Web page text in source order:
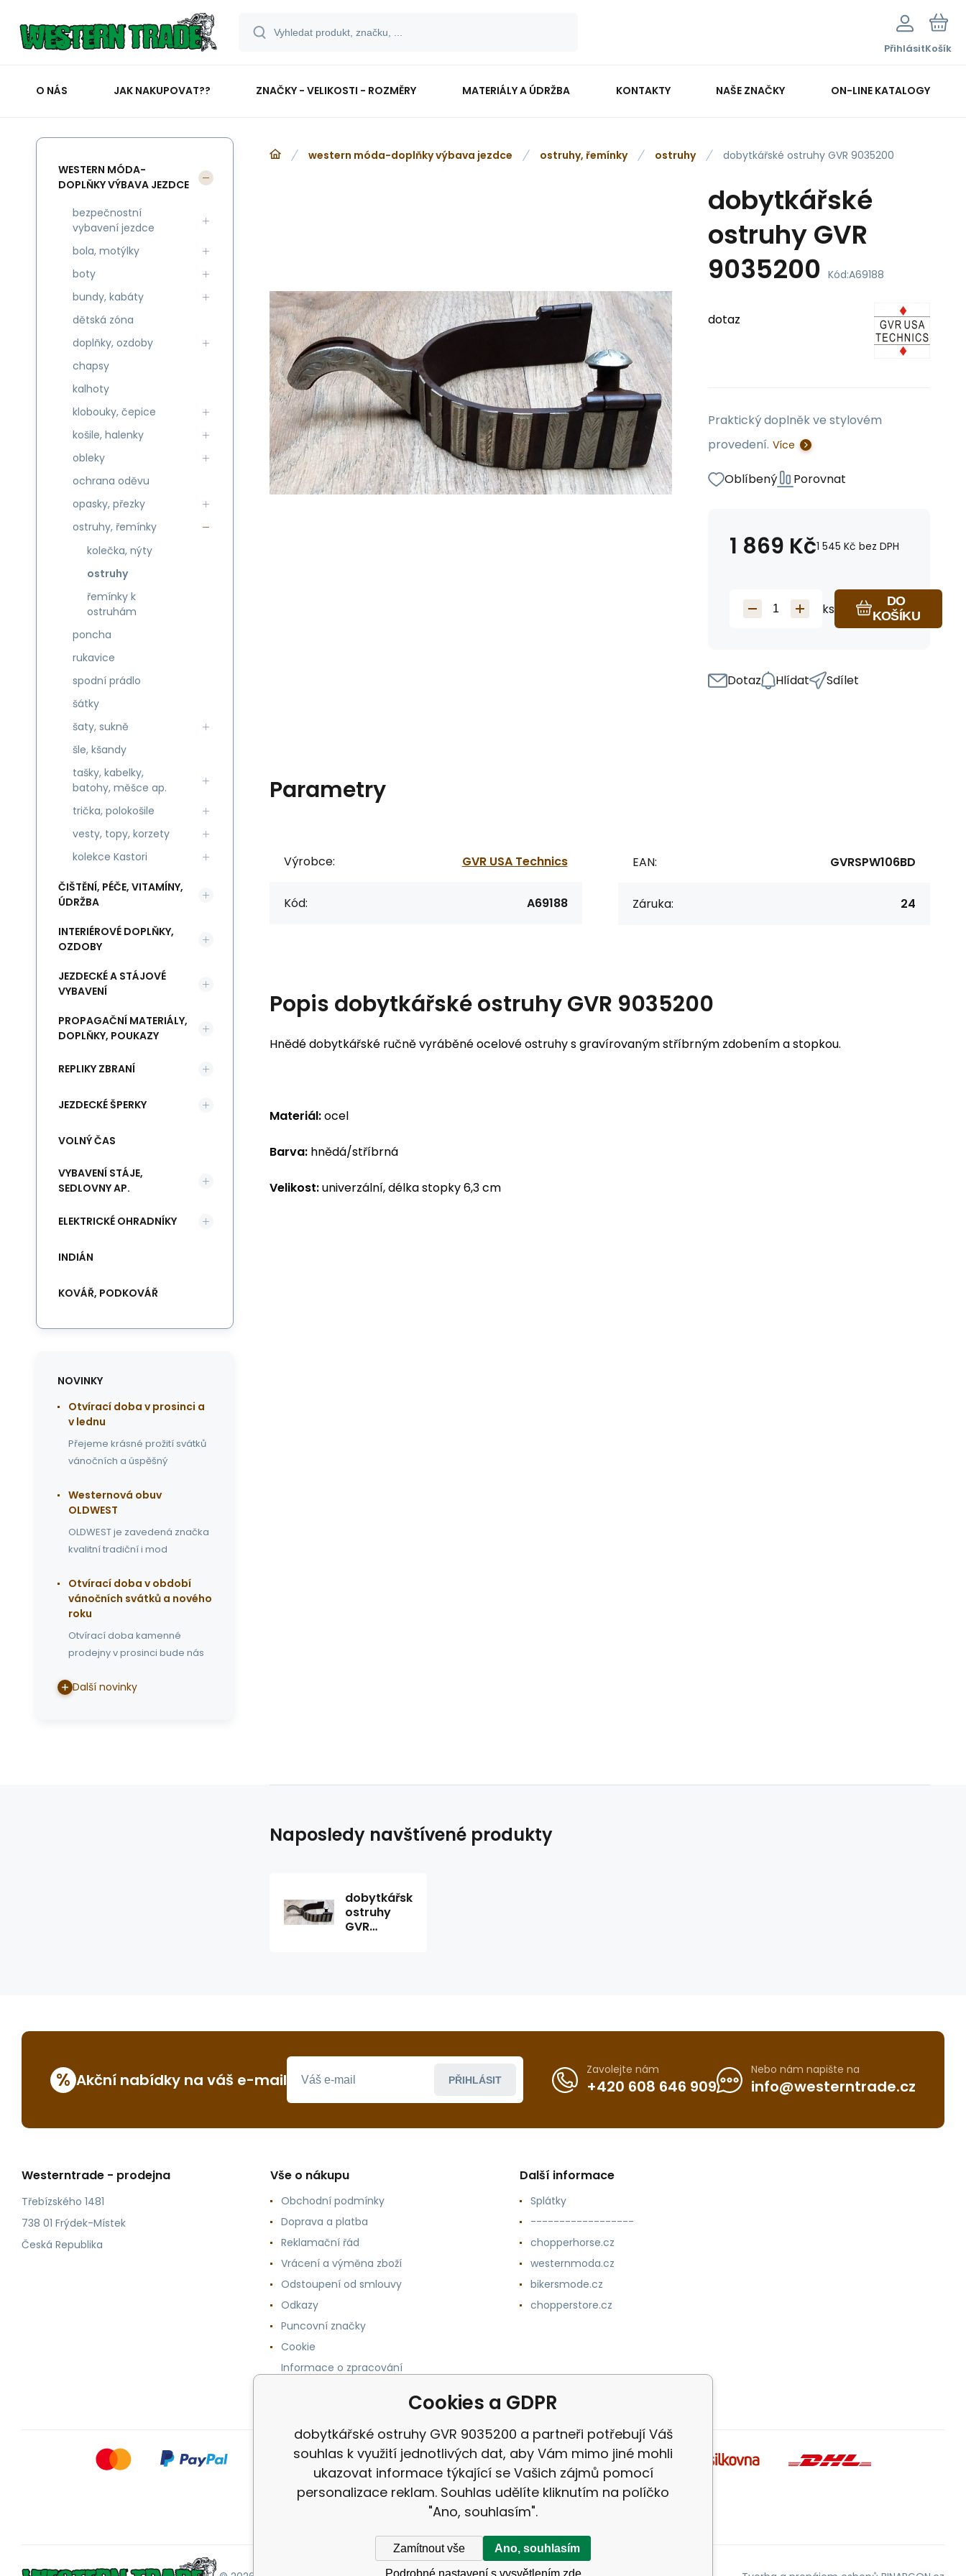
PřihlásitKošík
O NÁS JAK NAKUPOVAT?? ZNAČKY - VELIKOSTI - ROZMĚRY MATERIÁLY A ÚDRŽBA KONTAKTY NAŠE ZNAČKY ON-LINE KATALOGY
western móda-doplňky výbava jezdce ostruhy, řemínky ostruhy dobytkářské ostruhy GVR 9035200
dobytkářské
ostruhy GVR
9035200 Kód:A69188
dotaz
Praktický doplněk ve stylovém
provedení. Více
Oblíbený Porovnat
1 869 Kč1 545 Kč bez DPH
ks
DO
KOŠÍKU
Dotaz Hlídat Sdílet
Parametry
Výrobce: GVR USA Technics
Kód: A69188
EAN: GVRSPW106BD
Záruka: 24
Popis dobytkářské ostruhy GVR 9035200
Hnědé dobytkářské ručně vyráběné ocelové ostruhy s gravírovaným stříbrným zdobením a stopkou.
Materiál:ocel
Barva: hnědá/stříbrná
Velikost:univerzální, délka stopky 6,3 cm
WESTERN MÓDA-
DOPLŇKY VÝBAVA JEZDCE
bezpečnostní
vybavení jezdce
bola, motýlky
boty
bundy, kabáty
dětská zóna
doplňky, ozdoby
chapsy
kalhoty
klobouky, čepice
košile, halenky
obleky
ochrana oděvu
opasky, přezky
ostruhy, řemínky
kolečka, nýty
ostruhy
řemínky k
ostruhám
poncha
rukavice
spodní prádlo
šátky
šaty, sukně
šle, kšandy
tašky, kabelky,
batohy, měšce ap.
trička, polokošile
vesty, topy, korzety
kolekce Kastori
ČIŠTĚNÍ, PÉČE, VITAMÍNY,
ÚDRŽBA
INTERIÉROVÉ DOPLŇKY,
OZDOBY
JEZDECKÉ A STÁJOVÉ
VYBAVENÍ
PROPAGAČNÍ MATERIÁLY,
DOPLŇKY, POUKAZY
REPLIKY ZBRANÍ
JEZDECKÉ ŠPERKY
VOLNÝ ČAS
VYBAVENÍ STÁJE,
SEDLOVNY AP.
ELEKTRICKÉ OHRADNÍKY
INDIÁN
KOVÁŘ, PODKOVÁŘ
NOVINKY
Otvírací doba v prosinci a
v lednu
Přejeme krásné prožití svátků
vánočních a úspěšný
Westernová obuv
OLDWEST
OLDWEST je zavedená značka
kvalitní tradiční i mod
Otvírací doba v období
vánočních svátků a nového
roku
Otvírací doba kamenné
prodejny v prosinci bude nás
Další novinky
Naposledy navštívené produkty
dobytkářské
ostruhy
GVR
% Akční nabídky na váš e-mail PŘIHLÁSIT
Zavolejte nám
+420 608 646 909
Nebo nám napište na
info@westerntrade.cz
Westerntrade - prodejna
Třebízského 1481
738 01 Frýdek-Místek
Česká Republika
Vše o nákupu
Obchodní podmínky
Doprava a platba
Reklamační řád
Vrácení a výměna zboží
Odstoupení od smlouvy
Odkazy
Puncovní značky
Cookie
Informace o zpracování
Další informace
Splátky
------------------
chopperhorse.cz
westernmoda.cz
bikersmode.cz
chopperstore.cz
Cookies a GDPR
dobytkářské ostruhy GVR 9035200 a partneři potřebují Váš
souhlas k využití jednotlivých dat, aby Vám mimo jiné mohli
ukazovat informace týkající se Vašich zájmů pomocí
personalizace reklam. Souhlas udělíte kliknutím na políčko
"Ano, souhlasím".
Zamítnout vše Ano, souhlasím
Podrobné nastavení s vysvětlením zde